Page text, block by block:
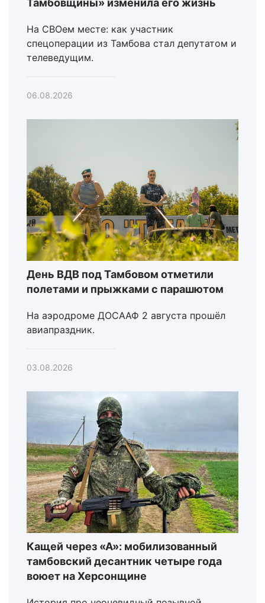
Тамбовщины» изменила его жизнь
На СВОем месте: как участник
спецоперации из Тамбова стал депутатом и
телеведущим.
06.08.2026
День ВДВ под Тамбовом отметили
полетами и прыжками с парашютом
На аэродроме ДОСААФ 2 августа прошёл
авиапраздник.
03.08.2026
Кащей через «А»: мобилизованный
тамбовский десантник четыре года
воюет на Херсонщине